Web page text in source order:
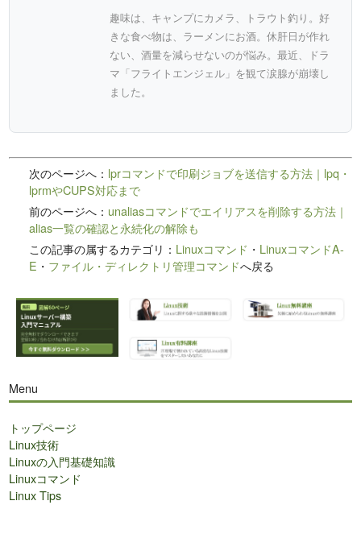
趣味は、キャンプにカメラ、トラウト釣り。好
きな食べ物は、ラーメンにお酒。休肝日が作れ
ない、酒量を減らせないのが悩み。最近、ドラ
マ「フライトエンジェル」を観て涙腺が崩壊し
ました。
次のページへ： lprコマンドで印刷ジョブを送信する方法｜lpq・
lprmやCUPS対応まで
前のページへ： unaliasコマンドでエイリアスを削除する方法｜
alias一覧の確認と永続化の解除も
この記事の属するカテゴリ： Linuxコマンド ・ LinuxコマンドA-
E ・ ファイル・ディレクトリ管理コマンドへ戻る
Menu
トップページ
Linux技術
Linuxの入門基礎知識
Linuxコマンド
Linux Tips